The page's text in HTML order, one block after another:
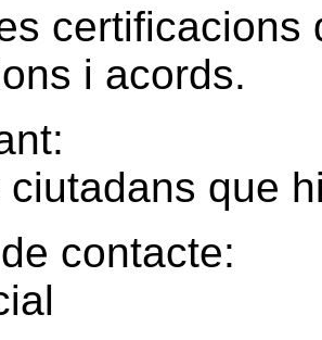
certificacions
i acords.
ciutadans que
contacte: